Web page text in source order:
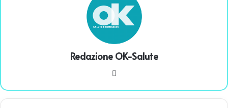
Redazione OK-Salute
te